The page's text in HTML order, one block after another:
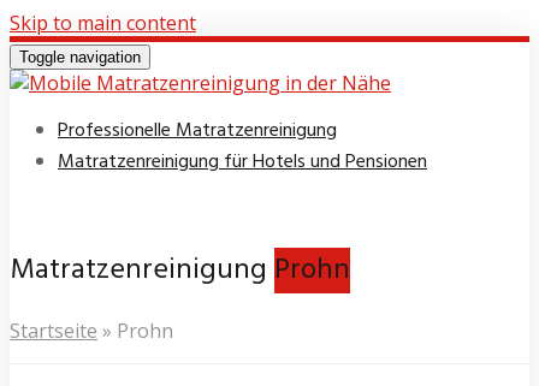
Skip to main content
Toggle navigation
Professionelle Matratzenreinigung
Matratzenreinigung für Hotels und Pensionen
Matratzenreinigung Prohn
Startseite » Prohn